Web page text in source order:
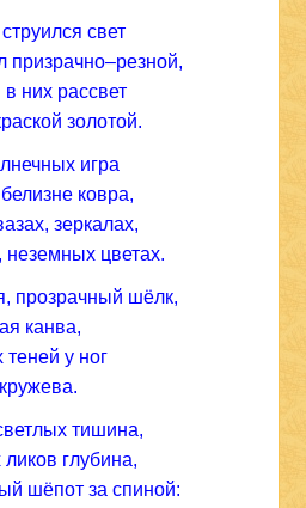
свет
призрачно–резной,
в них рассвет
золотой.
игра
ковра,
зеркалах,
неземных цветах.
прозрачный шёлк,
канва,
у ног
тишина,
глубина,
шёпот за спиной: